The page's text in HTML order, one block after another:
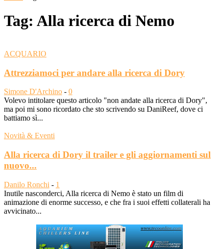
Tag: Alla ricerca di Nemo
ACQUARIO
Attrezziamoci per andare alla ricerca di Dory
Simone D'Archino - 0
Volevo intitolare questo articolo "non andate alla ricerca di Dory",
ma poi mi sono ricordato che sto scrivendo su DaniReef, dove ci
battiamo sì...
Novità & Eventi
Alla ricerca di Dory il trailer e gli aggiornamenti sul
nuovo...
Danilo Ronchi - 1
Inutile nasconderci, Alla ricerca di Nemo è stato un film di
animazione di enorme successo, e che fra i suoi effetti collaterali ha
avvicinato...